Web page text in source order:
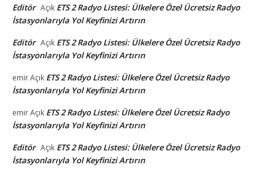
Editör Açık ETS 2 Radyo Listesi: Ülkelere Özel Ücretsiz Radyo
İstasyonlarıyla Yol Keyfinizi Artırın
Editör Açık ETS 2 Radyo Listesi: Ülkelere Özel Ücretsiz Radyo
İstasyonlarıyla Yol Keyfinizi Artırın
emirAçık ETS 2 Radyo Listesi: Ülkelere Özel Ücretsiz Radyo
İstasyonlarıyla Yol Keyfinizi Artırın
emirAçık ETS 2 Radyo Listesi: Ülkelere Özel Ücretsiz Radyo
İstasyonlarıyla Yol Keyfinizi Artırın
Editör Açık ETS 2 Radyo Listesi: Ülkelere Özel Ücretsiz Radyo
İstasyonlarıyla Yol Keyfinizi Artırın